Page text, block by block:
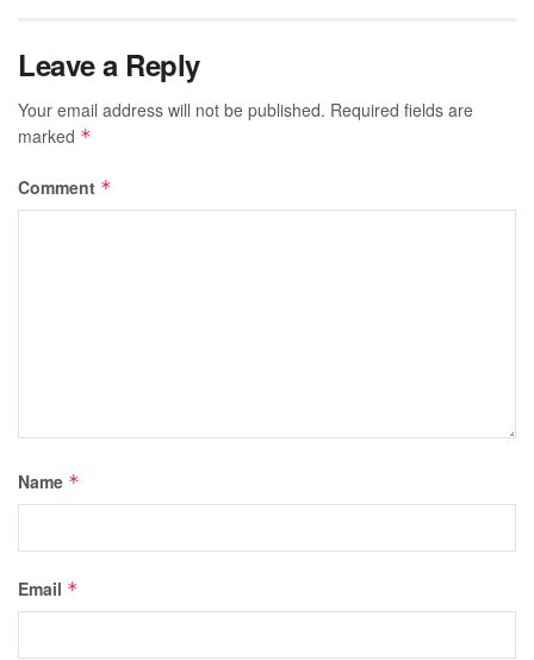
Leave a Reply
Your email address will not be published. Required fields are
marked *
Comment *
Name *
Email *